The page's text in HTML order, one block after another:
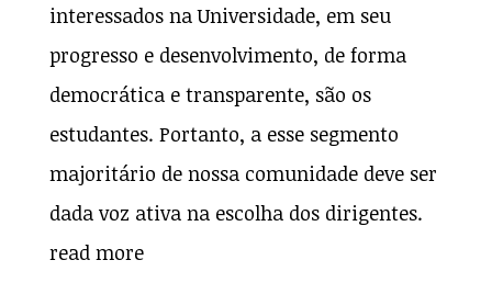
interessados na Universidade, em seu
progresso e desenvolvimento, de forma
democrática e transparente, são os
estudantes. Portanto, a esse segmento
majoritário de nossa comunidade deve ser
dada voz ativa na escolha dos dirigentes.
read more